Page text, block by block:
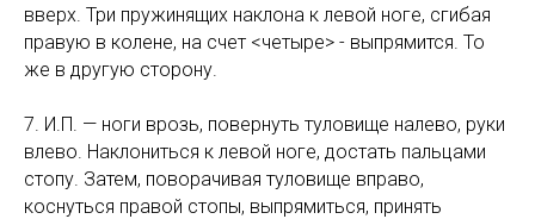
вверх. Три пружинящих наклона к левой ноге, сгибая
правую в колене, на счет <четыре> - выпрямится. То
же в другую сторону.
7. И.П. — ноги врозь, повернуть туловище налево, руки
влево. Наклониться к левой ноге, достать пальцами
стопу. Затем, поворачивая туловище вправо,
коснуться правой стопы, выпрямиться, принять